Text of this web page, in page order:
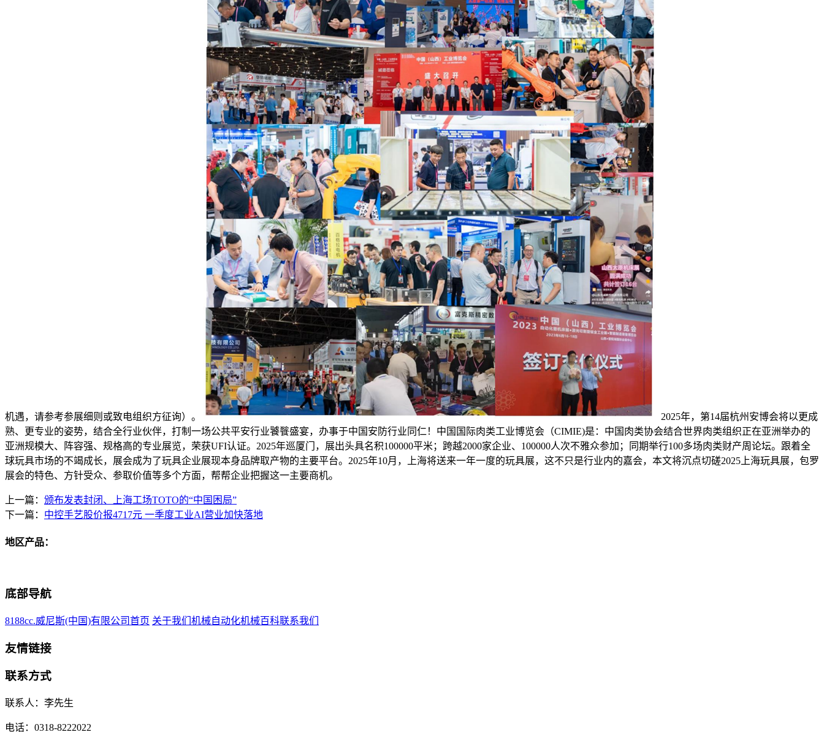
机遇，请参考参展细则或致电组织方征询）。
2025年，第14届杭州安博会将以更成
熟、更专业的姿势，结合全行业伙伴，打制一场公共平安行业饕餮盛宴，办事于中国安防行业同仁！中国国际肉类工业博览会（CIMIE)是：中国肉类协会结合世界肉类组织正在亚洲举办的
亚洲规模大、阵容强、规格高的专业展览，荣获UFI认证。2025年巡厦门，展出头具名积100000平米；跨越2000家企业、100000人次不雅众参加；同期举行100多场肉类财产周论坛。跟着全
球玩具市场的不竭成长，展会成为了玩具企业展现本身品牌取产物的主要平台。2025年10月，上海将送来一年一度的玩具展，这不只是行业内的嘉会，本文将沉点切磋2025上海玩具展，包罗
展会的特色、方针受众、参取价值等多个方面，帮帮企业把握这一主要商机。
上一篇： 颁布发表封闭、上海工场TOTO的“中国困局”
下一篇： 中控手艺股价报4717元 一季度工业AI营业加快落地
地区产品：
底部导航
8188cc.威尼斯(中国)有限公司首页 关于我们 机械自动化机械百科联系我们
友情链接
联系方式
联系人：李先生
电话：0318-8222022